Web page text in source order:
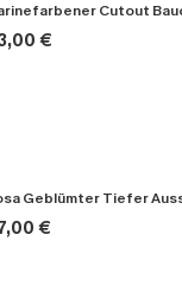
Cutout
€
€